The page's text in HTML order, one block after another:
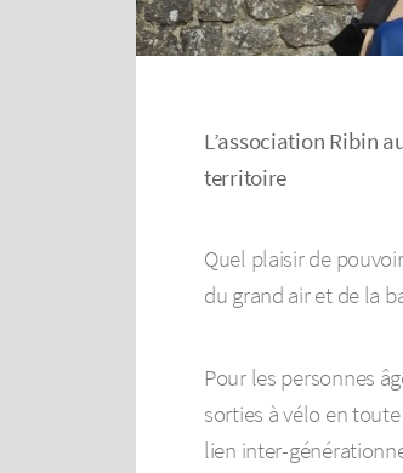
L’association Ribin
territoire
Quel plaisir de
du grand air et de la
Pour les personnes
sorties à vélo en
lien inter-